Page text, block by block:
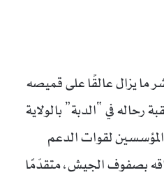
ما يزال عالقًا على قميصه
رحاله في “الدبة” بالولاية
لقوات الدعم
بصفوف الجيش، متقدّمًا